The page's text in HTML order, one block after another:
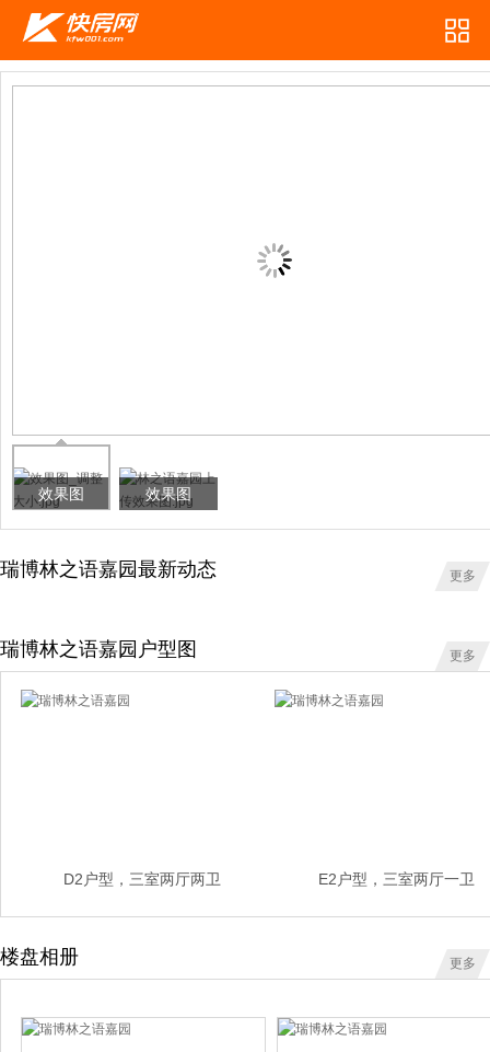
效果图 效果图
瑞博林之语嘉园最新动态 更多
瑞博林之语嘉园户型图 更多
D2户型，三室两厅两卫 E2户型，三室两厅一卫
楼盘相册 更多